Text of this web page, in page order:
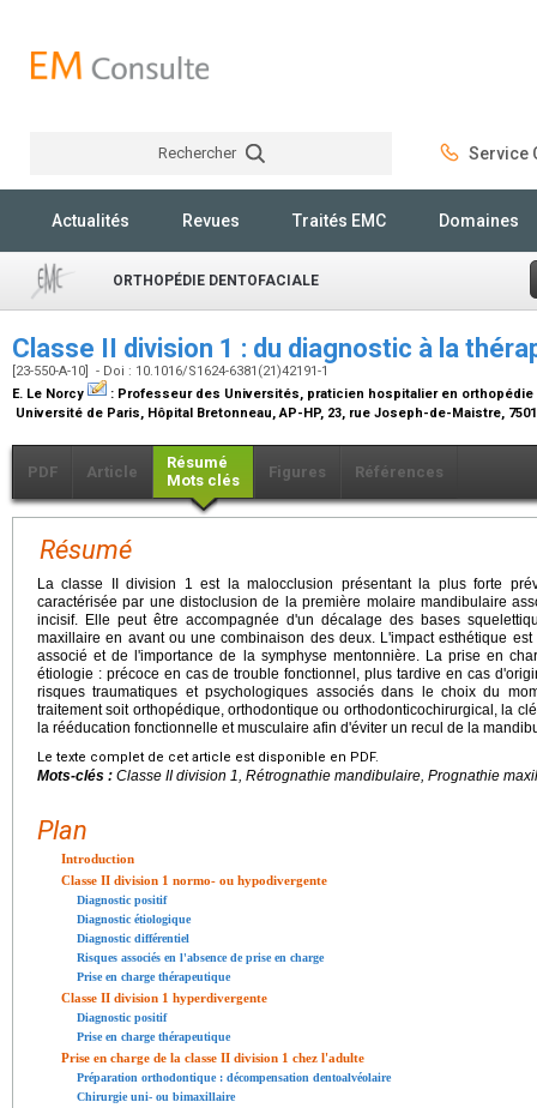
Rechercher Service
Actualités Revues Traités EMC Domaines
ORTHOPÉDIE DENTOFACIALE
Classe II division 1 : du diagnostic à la
[23-550-A-10] - Doi : 10.1016/S1624-6381(21)42191-1
E. Le Norcy
: Professeur des Universités, praticien hospitalier en
Université de Paris, Hôpital Bretonneau, AP-HP, 23, rue Joseph-de-Maistre,
PDF Article
Résumé
Mots clés
Figures Références
Résumé
La classe II division 1 est la malocclusion présentant la plus forte
caractérisée par une distoclusion de la première molaire mandibulaire
incisif. Elle peut être accompagnée d'un décalage des bases
maxillaire en avant ou une combinaison des deux. L'impact esthétique
associé et de l'importance de la symphyse mentonnière. La prise en
étiologie : précoce en cas de trouble fonctionnel, plus tardive en cas
risques traumatiques et psychologiques associés dans le choix du
traitement soit orthopédique, orthodontique ou orthodonticochirurgical, la
la rééducation fonctionnelle et musculaire afin d'éviter un recul de la
Le texte complet de cet article est disponible en PDF.
Mots-clés : Classe II division 1, Rétrognathie mandibulaire, Prognathie
Plan
Introduction
Classe II division 1 normo- ou hypodivergente
Diagnostic positif
Diagnostic étiologique
Diagnostic différentiel
Risques associés en l'absence de prise en charge
Prise en charge thérapeutique
Classe II division 1 hyperdivergente
Diagnostic positif
Prise en charge thérapeutique
Prise en charge de la classe II division 1 chez l'adulte
Préparation orthodontique : décompensation dentoalvéolaire
Chirurgie uni- ou bimaxillaire